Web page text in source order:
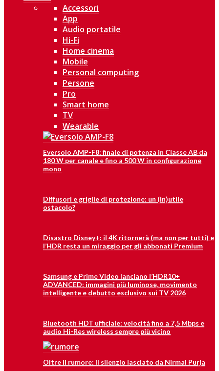
Accessori
App
Audio portatile
Hi-Fi
Home cinema
Mobile
Personal computing
Persone
Pro
Smart home
TV
Wearable
Eversolo AMP-F8: finale di potenza in Classe AB da
180 W per canale e fino a 500 W in configurazione
mono
Diffusori e griglie di protezione: un (in)utile
ostacolo?
Disastro Disney+: il 4K ritornerà (ma non per tutti) e
l’HDR resta un miraggio per gli abbonati Premium
Samsung e Prime Video lanciano l’HDR10+
ADVANCED: immagini più luminose, movimento
intelligente e debutto esclusivo sui TV 2026
Bluetooth HDT ufficiale: velocità fino a 7,5 Mbps e
audio Hi-Res wireless sempre più vicino
Oltre il rumore: il silenzio lasciato da Nirmal Purja